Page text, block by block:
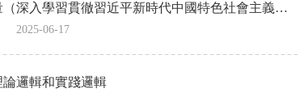
深入學習貫徹習近平新時代中國特色社會主義…
2025-06-17
邏輯和實踐邏輯